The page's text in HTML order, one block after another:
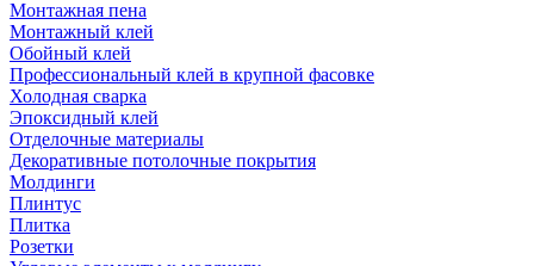
Монтажная пена
Монтажный клей
Обойный клей
Профессиональный клей в крупной фасовке
Холодная сварка
Эпоксидный клей
Отделочные материалы
Декоративные потолочные покрытия
Молдинги
Плинтус
Плитка
Розетки